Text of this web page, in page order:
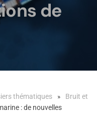
de
thématiques
Bruit et
: de nouvelles